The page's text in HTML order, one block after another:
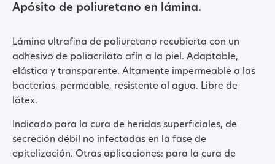
Apósito de poliuretano en lámina.
Lámina ultrafina de poliuretano recubierta con un
adhesivo de poliacrilato afín a la piel. Adaptable,
elástica y transparente. Altamente impermeable a las
bacterias, permeable, resistente al agua. Libre de
látex.
Indicado para la cura de heridas superficiales, de
secreción débil no infectadas en la fase de
epitelización. Otras aplicaciones: para la cura de